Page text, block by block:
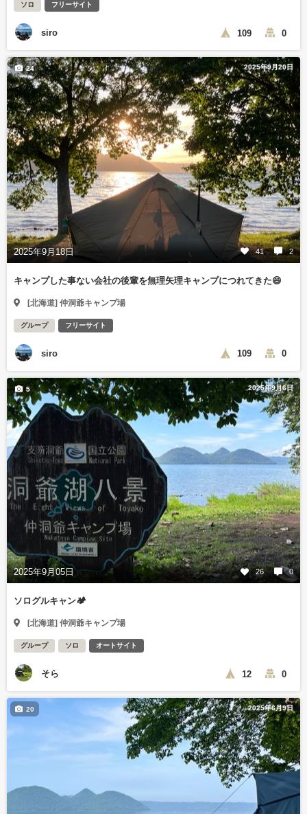
ソロ フリーサイト
siro 109 0
2025年9月20日
2025年9月18日 41 2
24
キャンプした事ない会社の後輩を無理矢理キャンプにつれてきた😄
[北海道] 仲洞爺キャンプ場
グループ フリーサイト
siro 109 0
2025年9月6日
2025年9月05日 26 0
5
ソログルキャン🏕️
[北海道] 仲洞爺キャンプ場
グループ ソロ オートサイト
そら 12 0
2025年6月9日
20